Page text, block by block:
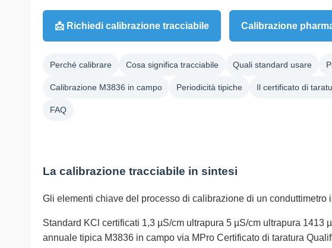
📩 Richiedi calibrazione tracciabile Calibrazione
Perché calibrare Cosa significa tracciabile Quali standard usare
Calibrazione M3836 in campo Periodicità tipiche Il certificato di
FAQ
La calibrazione tracciabile in sintesi
Gli elementi chiave del processo di calibrazione di un conduttimetro
Standard KCl certificati 1,3 µS/cm ultrapura 5 µS/cm ultrapura 1413
annuale tipica M3836 in campo via MPro Certificato di taratura